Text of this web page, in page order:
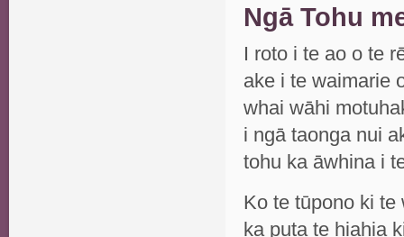
Ngā Tohu
I roto i te ao o te
ake i te waimarie
whai wāhi
i ngā taonga nui
tohu ka āwhina i
Ko te tūpono ki te
ka puta te hiahia